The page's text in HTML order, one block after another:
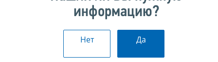
информацию?
Нет Да